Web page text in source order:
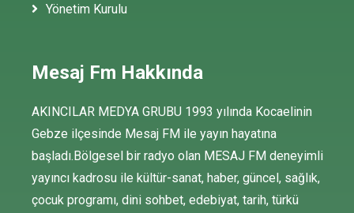
Yönetim Kurulu
Mesaj Fm Hakkında
AKINCILAR MEDYA GRUBU 1993 yılında Kocaelinin
Gebze ilçesinde Mesaj FM ile yayın hayatına
başladı.Bölgesel bir radyo olan MESAJ FM deneyimli
yayıncı kadrosu ile kültür-sanat, haber, güncel, sağlık,
çocuk programı, dini sohbet, edebiyat, tarih, türkü